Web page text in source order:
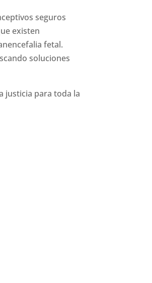
seguros
existen
fetal.
soluciones
justicia para toda la